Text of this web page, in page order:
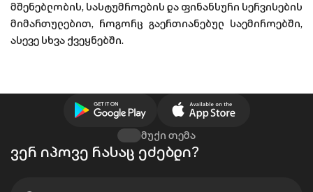
მშენებლობის, სასტუმროების და ფინანსური სერვისების
მიმართულებით, როგორც გაერთიანებულ საემიროებში,
ასევე სხვა ქვეყნებში.
ვერ იპოვე რასაც ეძებდი?
მუქი თემა